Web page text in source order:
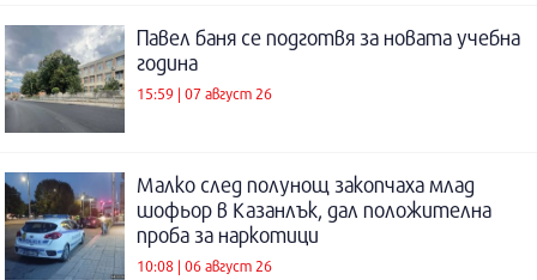
Павел баня се подготвя за новата учебна
година
15:59 | 07 август 26
Малко след полунощ закопчаха млад
шофьор в Казанлък, дал положителна
проба за наркотици
10:08 | 06 август 26